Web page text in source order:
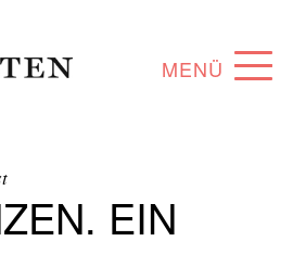
MENÜ
ABOUT
EIN